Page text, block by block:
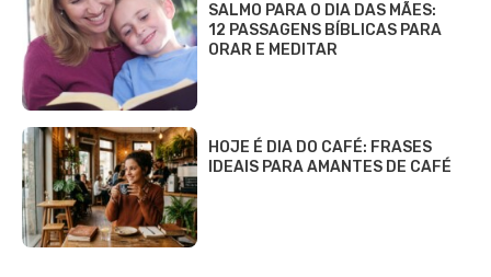
SALMO PARA O DIA DAS MÃES:
12 PASSAGENS BÍBLICAS PARA
ORAR E MEDITAR
HOJE É DIA DO CAFÉ: FRASES
IDEAIS PARA AMANTES DE CAFÉ